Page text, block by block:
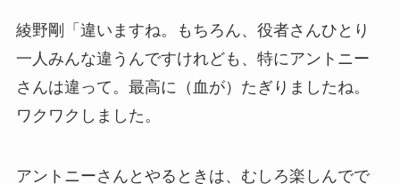
綾野剛「違いますね。もちろん、役者さんひとり
一人みんな違うんですけれども、特にアントニー
さんは違って。最高に（血が）たぎりましたね。
ワクワクしました。
アントニーさんとやるときは、むしろ楽しんでで